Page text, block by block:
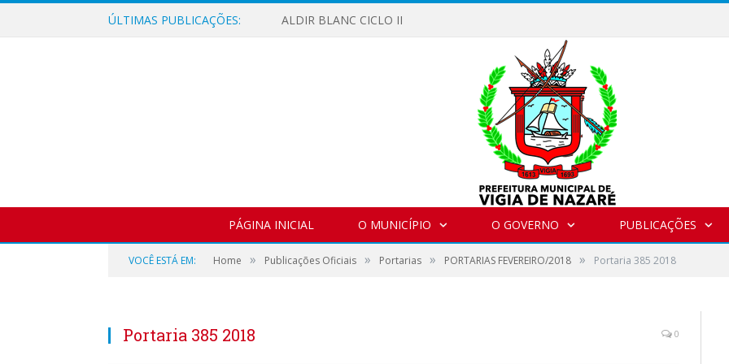
ÚLTIMAS PUBLICAÇÕES: ALDIR BLANC CICLO II
PÁGINA INICIAL O MUNICÍPIO O GOVERNO PUBLICAÇÕES
VOCÊ ESTÁ EM: Home » Publicações Oficiais » Portarias » PORTARIAS FEVEREIRO/2018 » Portaria 385 2018
Portaria 385 2018 0